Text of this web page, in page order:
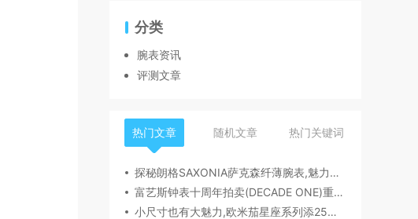
分类
腕表资讯
评测文章
热门文章 随机文章 热门关键词
探秘朗格SAXONIA萨克森纤薄腕表,魅力究竟何在？
富艺斯钟表十周年拍卖(DECADE ONE)重磅登场:首枚百达翡丽1518精钢腕表领衔呈献
小尺寸也有大魅力,欧米茄星座系列添25mm/28mm新作,精致感拉满